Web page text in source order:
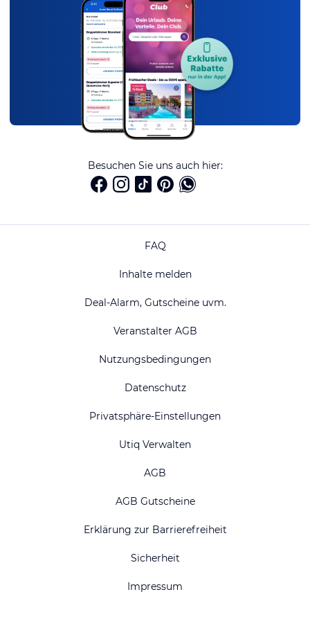
Besuchen Sie uns auch hier:
FAQ
Inhalte melden
Deal-Alarm, Gutscheine uvm.
Veranstalter AGB
Nutzungsbedingungen
Datenschutz
Privatsphäre-Einstellungen
Utiq Verwalten
AGB
AGB Gutscheine
Erklärung zur Barrierefreiheit
Sicherheit
Impressum